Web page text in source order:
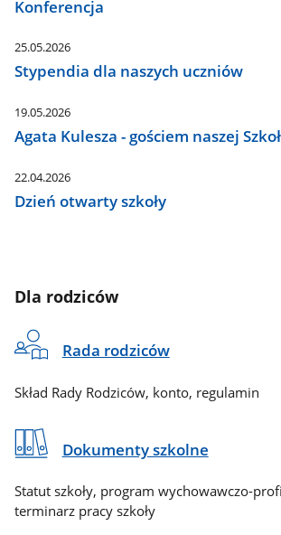
Konferencja
25.05.2026
Stypendia dla naszych uczniów
19.05.2026
Agata Kulesza - gościem naszej
22.04.2026
Dzień otwarty szkoły
Dla rodziców
Rada rodziców
Skład Rady Rodziców, konto, regulamin
Dokumenty szkolne
Statut szkoły, program wychowawczo-
terminarz pracy szkoły